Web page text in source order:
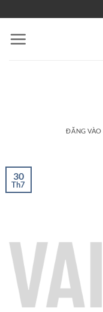
qua
nội
ĐĂNG VÀO
30
Th7